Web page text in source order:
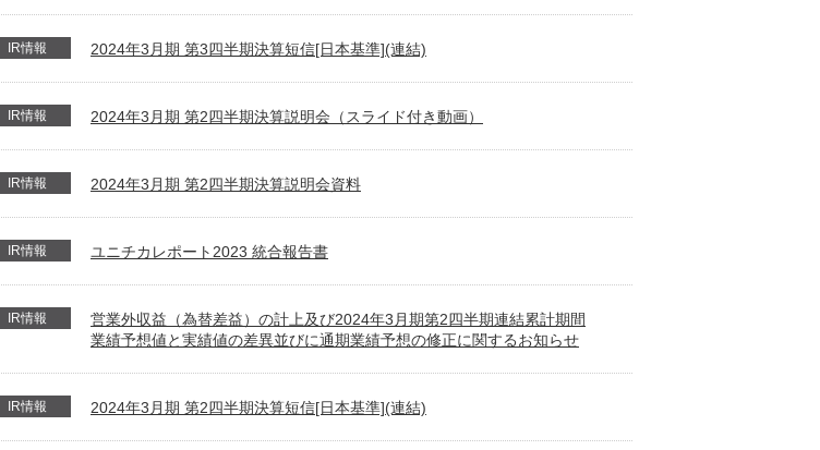
IR情報 2024年3月期 第3四半期決算短信[日本基準](連結)
IR情報 2024年3月期 第2四半期決算説明会（スライド付き動画）
IR情報 2024年3月期 第2四半期決算説明会資料
IR情報 ユニチカレポート2023 統合報告書
IR情報
営業外収益（為替差益）の計上及び2024年3月期第2四半期連結累計期間
業績予想値と実績値の差異並びに通期業績予想の修正に関するお知らせ
IR情報 2024年3月期 第2四半期決算短信[日本基準](連結)